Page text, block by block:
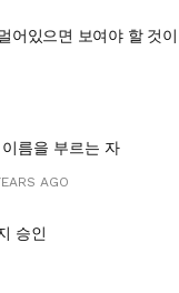
어있으면 보여야 할 것
름을 부르는 자
AGO
승인